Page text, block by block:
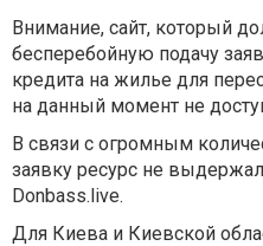
Внимание, сайт, который
бесперебойную подачу
кредита на жилье для
на данный момент не
В связи с огромным
заявку ресурс не
Donbass.live.
Для Киева и Киевской